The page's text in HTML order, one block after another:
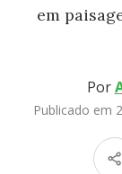
em
Por
Publicado em